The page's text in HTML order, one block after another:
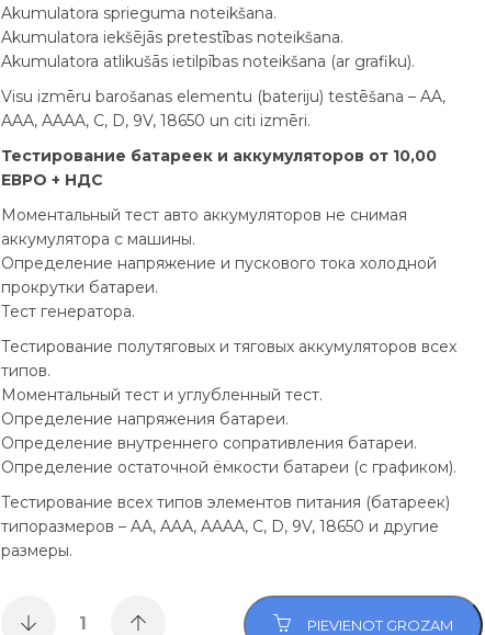
Akumulatora sprieguma noteikšana.
Akumulatora iekšējās pretestības noteikšana.
Akumulatora atlikušās ietilpības noteikšana (ar grafiku).
Visu izmēru barošanas elementu (bateriju) testēšana – AA,
AAA, AAAA, C, D, 9V, 18650 un citi izmēri.
Тестирование батареек и аккумуляторов от 10,00
ЕВРО + НДС
Моментальный тест авто аккумуляторов не снимая
аккумулятора с машины.
Определение напряжение и пускового тока холодной
прокрутки батареи.
Тест генератора.
Тестирование полутяговых и тяговых аккумуляторов всех
типов.
Моментальный тест и углубленный тест.
Определение напряжения батареи.
Определение внутреннего сопративления батареи.
Определение остаточной ёмкости батареи (с графиком).
Тестирование всех типов элементов питания (батареек)
типоразмеров – AA, AAA, AAAA, C, D, 9V, 18650 и другие
размеры.
PIEVIENOT GROZAM